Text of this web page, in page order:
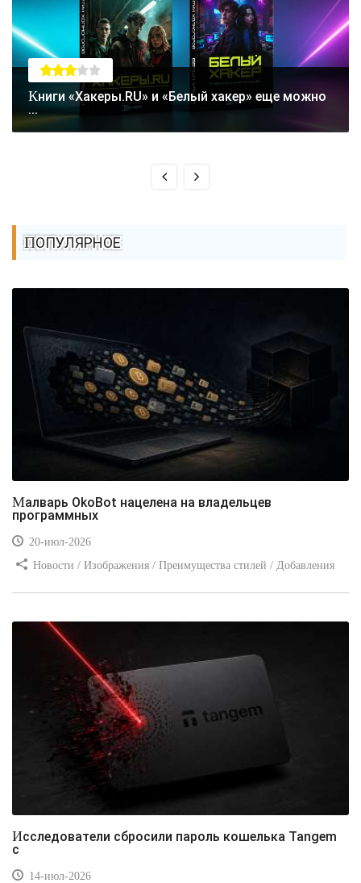
Книги «Хакеры.RU» и «Белый хакер» еще можно
...
ПОПУЛЯРНОЕ
Малварь OkoBot нацелена на владельцев
программных
20-июл-2026
Новости / Изображения / Преимущества стилей / Добавления
Исследователи сбросили пароль кошелька Tangem
с
14-июл-2026